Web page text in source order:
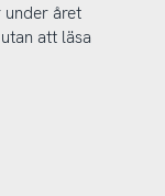
under året
att läsa